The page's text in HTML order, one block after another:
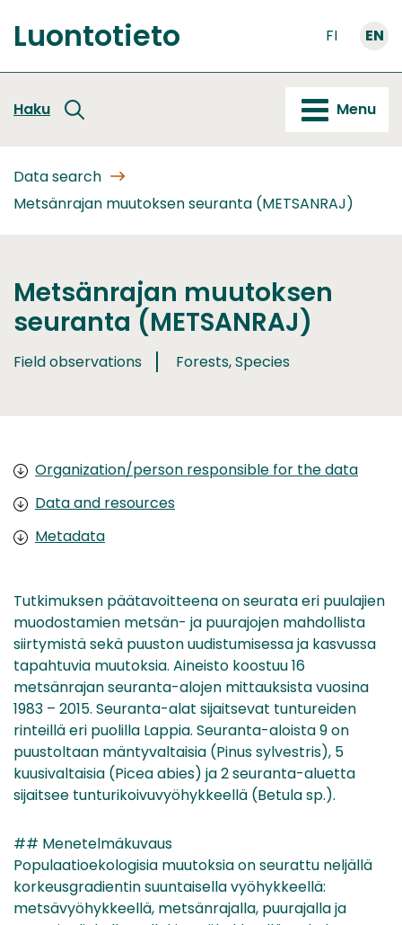
to
content
Front
Luontotieto FI EN
Haku Menu
Data search
Metsänrajan muutoksen seuranta (METSANRAJ)
Metsänrajan muutoksen
seuranta (METSANRAJ)
Field observations Forests, Species
Organization/person responsible for the data
Data and resources
Metadata
Tutkimuksen päätavoitteena on seurata eri puulajien
muodostamien metsän- ja puurajojen mahdollista
siirtymistä sekä puuston uudistumisessa ja kasvussa
tapahtuvia muutoksia. Aineisto koostuu 16
metsänrajan seuranta-alojen mittauksista vuosina
1983 – 2015. Seuranta-alat sijaitsevat tuntureiden
rinteillä eri puolilla Lappia. Seuranta-aloista 9 on
puustoltaan mäntyvaltaisia (Pinus sylvestris), 5
kuusivaltaisia (Picea abies) ja 2 seuranta-aluetta
sijaitsee tunturikoivuvyöhykkeellä (Betula sp.).
## Menetelmäkuvaus
Populaatioekologisia muutoksia on seurattu neljällä
korkeusgradientin suuntaisella vyöhykkeellä:
metsävyöhykkeellä, metsänrajalla, puurajalla ja